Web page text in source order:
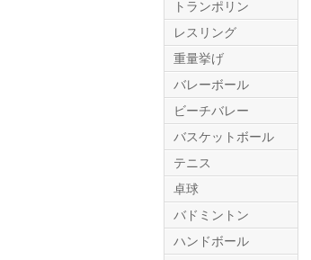
トランポリン
レスリング
重量挙げ
バレーボール
ビーチバレー
バスケットボール
テニス
卓球
バドミントン
ハンドボール
Twitter.com